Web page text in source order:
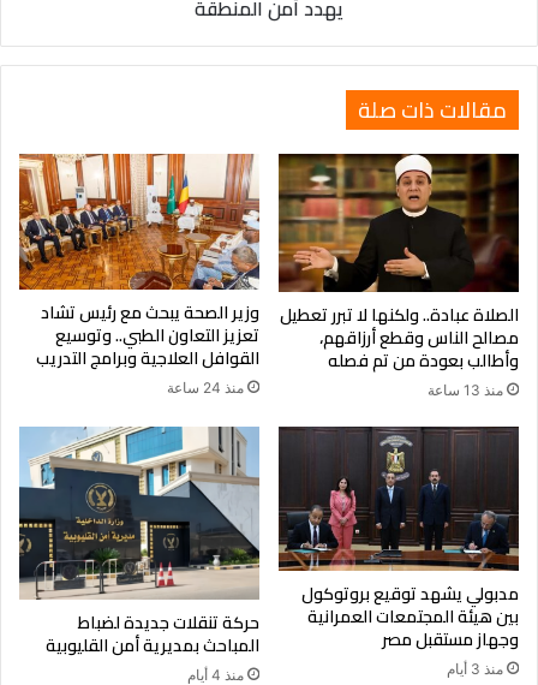
يهدد أمن المنطقة
مقالات ذات صلة
الصلاة عبادة.. ولكنها لا تبرر تعطيل
مصالح الناس وقطع أرزاقهم،
وأطالب بعودة من تم فصله
منذ 13 ساعة
وزير الصحة يبحث مع رئيس تشاد
تعزيز التعاون الطبي.. وتوسيع
القوافل العلاجية وبرامج التدريب
منذ 24 ساعة
مدبولي يشهد توقيع بروتوكول
بين هيئة المجتمعات العمرانية
وجهاز مستقبل مصر
منذ 3 أيام
حركة تنقلات جديدة لضباط
المباحث بمديرية أمن القليوبية
منذ 4 أيام